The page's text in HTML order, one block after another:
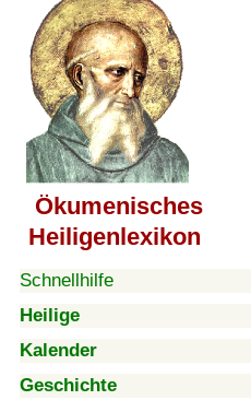
Ökumenisches
Heiligenlexikon
Schnellhilfe
Heilige
Kalender
Geschichte